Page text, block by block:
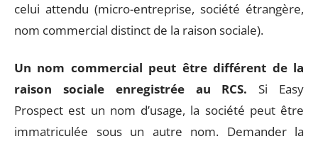
celui attendu (micro-entreprise, société étrangère,
nom commercial distinct de la raison sociale).
Un nom commercial peut être différent de la
raison sociale enregistrée au RCS. Si Easy
Prospect est un nom d’usage, la société peut être
immatriculée sous un autre nom. Demander la